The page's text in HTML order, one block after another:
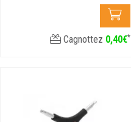
Cagnottez 0,40€*